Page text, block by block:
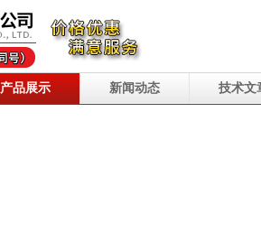
产品展示 新闻动态 技术文